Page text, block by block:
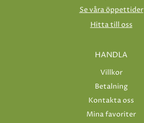
Se våra öppettider
Hitta till oss
HANDLA
Villkor
Betalning
Kontakta oss
Mina favoriter